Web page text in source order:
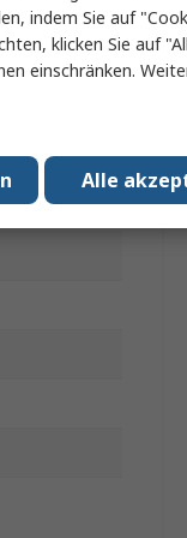
indem Sie auf
klicken Sie auf
einschränken.
Alle